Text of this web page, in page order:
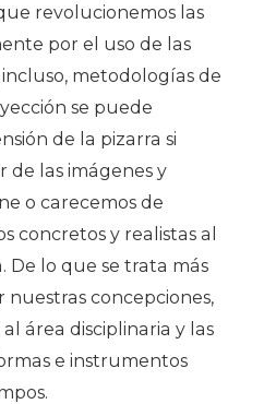
Nos
De
III)
revolucionemos las
por el uso de las
metodologías de
se puede
de la pizarra si
de las imágenes y
o carecemos de
concretos y realistas al
De lo que se trata más
nuestras concepciones,
área disciplinaria y las
e instrumentos